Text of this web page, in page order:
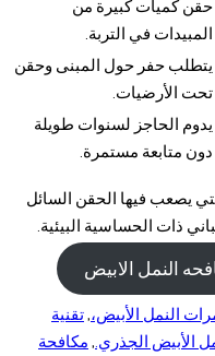
حقن كميات كبيرة من
المبيدات في التربة.
يتطلب حفر حول المبنى وحقن
تحت الأرضيات.
يدوم الحاجز لسنوات طويلة
دون متابعة مستمرة.
يصعب فيها الحقن السائل
ذات الحساسية البيئية.
النمل الابيض
النمل الأبيض، ,تقنية
الأبيض الجذري., مكافحة